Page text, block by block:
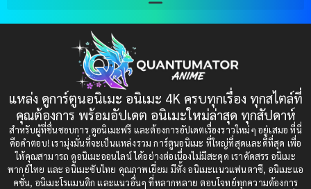
Bondage (ทาส)(1)
(1)
Censored (เซ็นเซอร์)(19)
Comedy (ตลก)(235)
Comedy (ตลก)(85)
1997
1993
1991
1989
1988
1987
1985
1984
1983
1982
1981
แหล่ง ดูการ์ตูนอนิเมะ อนิเมะ 4K ครบทุกเรื่อง ทุกสไตล์ที่
คุณต้องการ พร้อมอัปเดต อนิเมะใหม่ล่าสุด ทุกสัปดาห์
สำหรับผู้ที่ชื่นชอบการ ดูอนิเมะฟรี และต้องการอัปเดตเรื่องราวใหม่ๆ อยู่เสมอ ที่นี่
คือคำตอบ! เรามุ่งมั่นที่จะเป็นแหล่งรวม การ์ตูนอนิเมะ ที่ใหญ่ที่สุดและดีที่สุด เพื่อ
ให้คุณสามารถ ดูอนิเมะออนไลน์ ได้อย่างต่อเนื่องไม่มีสะดุด เราคัดสรร อนิเมะ
พากย์ไทย และ อนิเมะซับไทย คุณภาพเยี่ยม มีทั้ง อนิเมะแนวแฟนตาซี, อนิเมะแอ
คชั่น, อนิเมะโรแมนติก และแนวอื่นๆ ที่หลากหลาย ตอบโจทย์ทุกความต้องการ